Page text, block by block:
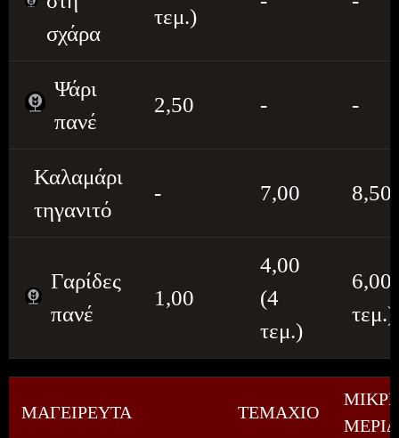
σχάρα
τεμ.)
Ψάρι
πανέ
2,50 - -
Καλαμάρι
τηγανιτό
- 7,00 8,50
Γαρίδες
πανέ
1,00
4,00
(4
τεμ.)
6,00
τεμ.)
ΜΑΓΕΙΡΕΥΤΑ ΤΕΜΑΧΙΟ